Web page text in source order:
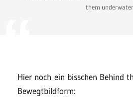
them
Hier noch ein bisschen Behind
Bewegtbildform: